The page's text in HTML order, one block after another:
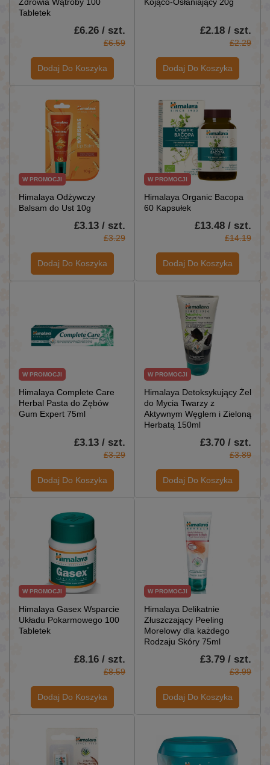
Tabletek
£6.26 / szt.
£6.59
Dodaj Do Koszyka
£2.18 / szt.
£2.29
Dodaj Do Koszyka
W PROMOCJI
Himalaya Odżywczy
Balsam do Ust 10g
£3.13 / szt.
£3.29
Dodaj Do Koszyka
W PROMOCJI
Himalaya Organic Bacopa
60 Kapsułek
£13.48 / szt.
£14.19
Dodaj Do Koszyka
W PROMOCJI
Himalaya Complete Care
Herbal Pasta do Zębów
Gum Expert 75ml
£3.13 / szt.
£3.29
Dodaj Do Koszyka
W PROMOCJI
Himalaya Detoksykujący Żel
do Mycia Twarzy z
Aktywnym Węglem i Zieloną
Herbatą 150ml
£3.70 / szt.
£3.89
Dodaj Do Koszyka
W PROMOCJI
Himalaya Gasex Wsparcie
Układu Pokarmowego 100
Tabletek
£8.16 / szt.
£8.59
Dodaj Do Koszyka
W PROMOCJI
Himalaya Delikatnie
Złuszczający Peeling
Morelowy dla każdego
Rodzaju Skóry 75ml
£3.79 / szt.
£3.99
Dodaj Do Koszyka